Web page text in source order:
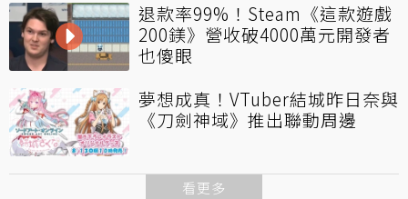
退款率99%！Steam《這款遊戲
200鎂》營收破4000萬元開發者
也傻眼
夢想成真！VTuber結城昨日奈與
《刀劍神域》推出聯動周邊
看更多